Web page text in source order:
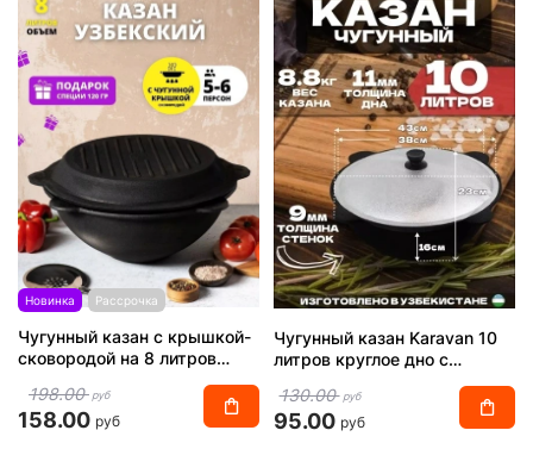
Новинка Рассрочка
Чугунный казан с крышкой-
сковородой на 8 литров
198.00 руб
158.00 руб
Чугунный казан Karavan 10
литров круглое дно с
130.00 руб
95.00 руб